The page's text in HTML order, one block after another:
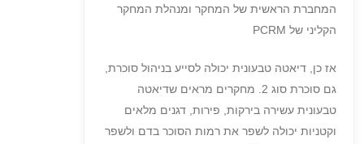
המחברת הראשית של המחקר ומנהלת המחקר
הקליני של PCRM⁠
אז כן, דיאטה טבעונית יכולה לסייע בניהול סוכרת,
גם סוכרת סוג 2. מחקרים מראים שדיאטה
טבעונית עשירה בירקות, פירות, דגנים מלאים
וקטניות יכולה לשפר את רמות הסוכר בדם ולשפר